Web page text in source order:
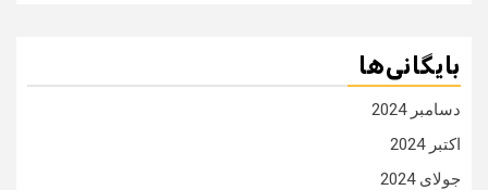
بایگانی‌ها
دسامبر 2024
اکتبر 2024
جولای 2024